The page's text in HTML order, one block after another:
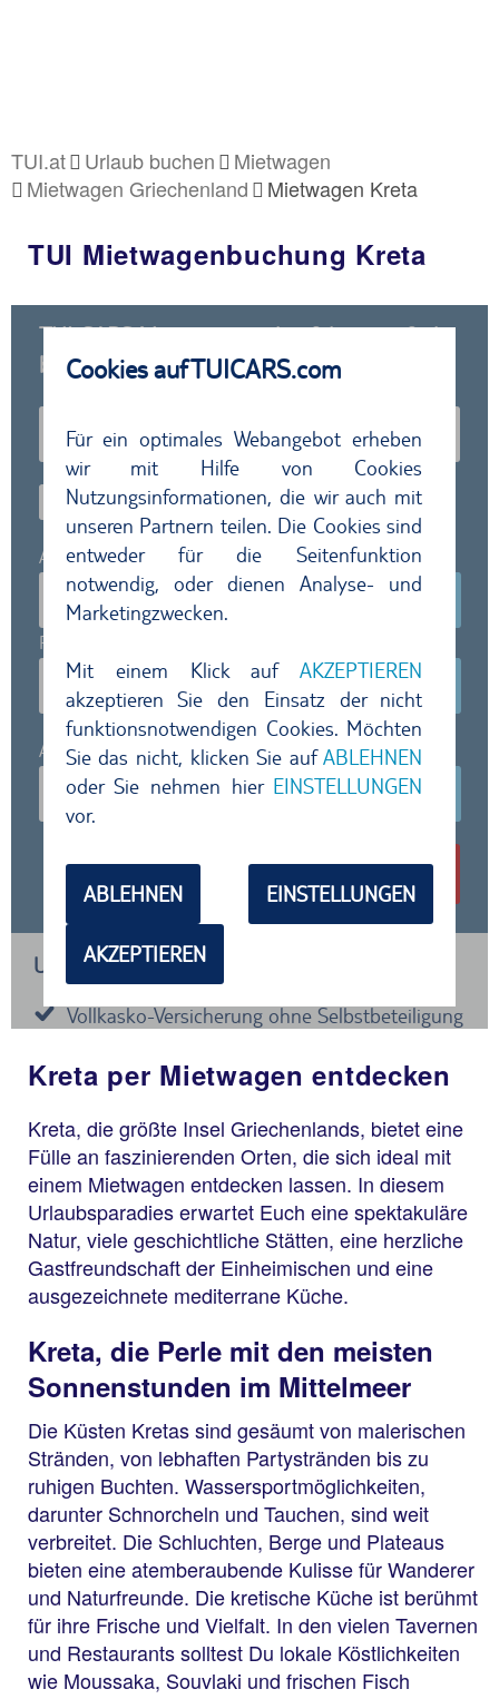
TUI.at Urlaub buchen
Mietwagen
Mietwagen Griechenland
Mietwagen Kreta
TUI Mietwagenbuchung Kreta
Kreta per Mietwagen entdecken
Kreta, die größte Insel Griechenlands, bietet eine
Fülle an faszinierenden Orten, die sich ideal mit
einem Mietwagen entdecken lassen. In diesem
Urlaubsparadies erwartet Euch eine spektakuläre
Natur, viele geschichtliche Stätten, eine herzliche
Gastfreundschaft der Einheimischen und eine
ausgezeichnete mediterrane Küche.
Kreta, die Perle mit den meisten
Sonnenstunden im Mittelmeer
Die Küsten Kretas sind gesäumt von malerischen
Stränden, von lebhaften Partystränden bis zu
ruhigen Buchten. Wassersportmöglichkeiten,
darunter Schnorcheln und Tauchen, sind weit
verbreitet. Die Schluchten, Berge und Plateaus
bieten eine atemberaubende Kulisse für Wanderer
und Naturfreunde. Die kretische Küche ist berühmt
für ihre Frische und Vielfalt. In den vielen Tavernen
und Restaurants solltest Du lokale Köstlichkeiten
wie Moussaka, Souvlaki und frischen Fisch